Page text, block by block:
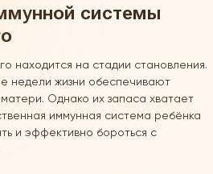
системы
находится на стадии становления.
недели жизни обеспечивают
Однако их запаса хватает
иммунная система ребёнка
и эффективно бороться с